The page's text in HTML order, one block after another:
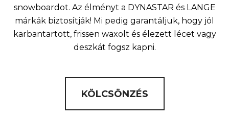
snowboardot. Az élményt a DYNASTAR és LANGE
márkák biztosítják! Mi pedig garantáljuk, hogy jól
karbantartott, frissen waxolt és élezett lécet vagy
deszkát fogsz kapni.
KÖLCSÖNZÉS